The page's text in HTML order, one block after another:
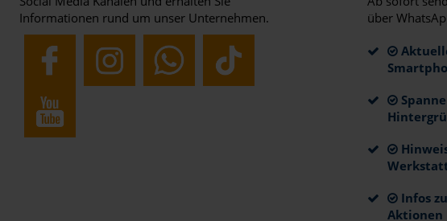
Informationen rund um unser Unternehmen.
über
Infos
Aktionen